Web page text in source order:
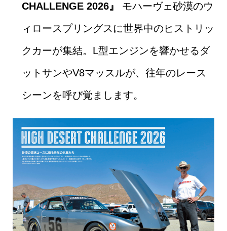
CHALLENGE 2026』
モハーヴェ砂漠のウ
ィロースプリングスに世界中のヒストリッ
クカーが集結。L型エンジンを響かせるダ
ットサンやV8マッスルが、往年のレース
シーンを呼び覚まします。